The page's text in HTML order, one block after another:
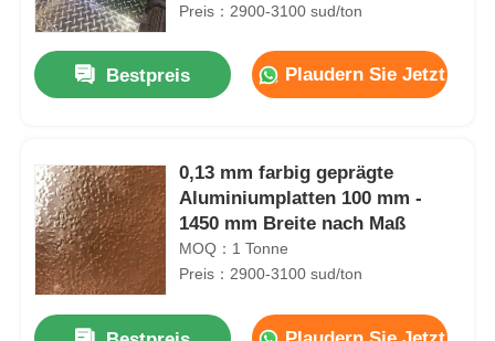
Zu Hause
Produkte
Über uns
Preis：2900-3100 sud/ton
Bestpreis Plaudern Sie Jetzt
0,13 mm farbig geprägte
Aluminiumplatten 100 mm -
1450 mm Breite nach Maß
MOQ：1 Tonne
Preis：2900-3100 sud/ton
16-Gauge-Aluminiumblech -----------------------------